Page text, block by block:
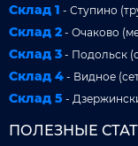
Склад 1 - Ступино
Склад 2 - Очаково
Склад 3 - Подольск
Склад 4 - Видное
Склад 5 -
ПОЛЕЗНЫЕ